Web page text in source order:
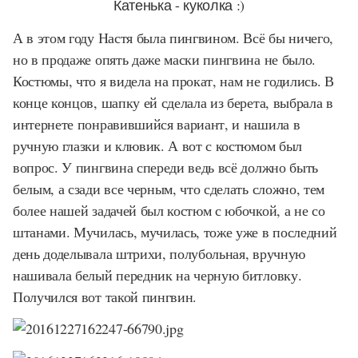
Катенька - куколка :)
А в этом году Настя была пингвином. Всё бы ничего,
но в продаже опять даже маски пингвина не было.
Костюмы, что я видела на прокат, нам не годились. В
конце концов, шапку ей сделала из берета, выбрала в
интернете понравившийся вариант, и нашила в
ручную глазки и клювик. А вот с костюмом был
вопрос. У пингвина спереди ведь всё должно быть
белым, а сзади все черным, что сделать сложно, тем
более нашей задачей был костюм с юбочкой, а не со
штанами. Мучилась, мучилась, тоже уже в последний
день доделывала штрихи, полубольная, вручную
нашивала белый передник на черную битловку.
Получился вот такой пингвин.